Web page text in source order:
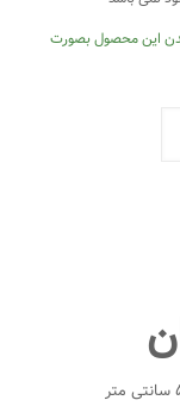
شدن این محصول بصورت